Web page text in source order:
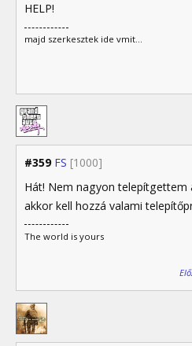
HELP!
majd szerkesztek ide vmit...
#359 FS [1000]
Hát! Nem nagyon
akkor kell hozzá valami
The world is yours